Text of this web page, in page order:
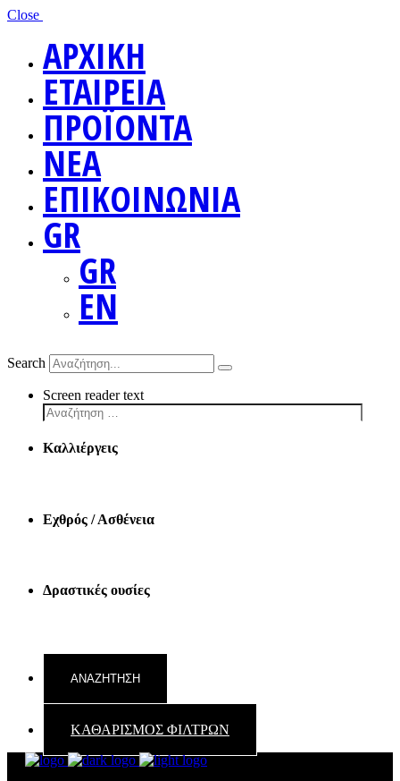
Close
ΑΡΧΙΚΗ
ΕΤΑΙΡΕΙΑ
ΠΡΟΪΟΝΤΑ
ΝΕΑ
ΕΠΙΚΟΙΝΩΝΙΑ
GR
GR
EN
Search
Screen reader text
Καλλιέργεις
Εχθρός / Ασθένεια
Δραστικές ουσίες
ΚΑΘΑΡΙΣΜΟΣ ΦΙΛΤΡΩΝ